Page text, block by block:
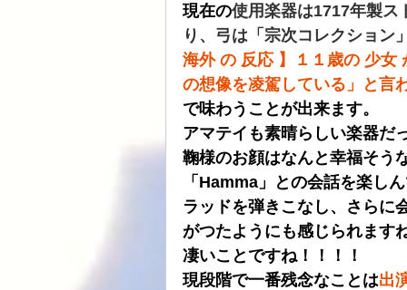
現在の使用楽器は1717年製ス
り、弓は「宗次コレクション
海外 の 反応 】１１歳の 少女
の想像を凌駕している」と言
で味わうことが出来ます。
アマテイも素晴らしい楽器だ
鞠様のお顔はなんと幸福そう
「Hamma」との会話を楽し
ラッドを弾きこなし、さらに
がつたようにも感じられます
凄いことですね！！！！
現段階で一番残念なことは出